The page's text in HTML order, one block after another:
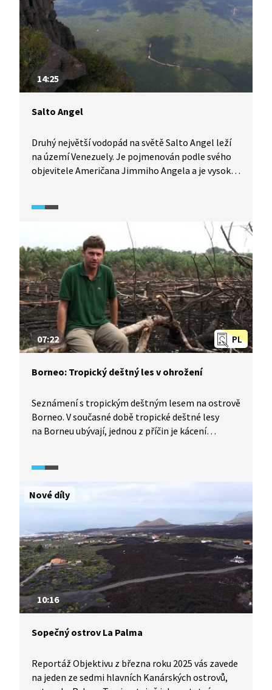
14:25
Salto Angel
Druhý největší vodopád na světě Salto Angel leží
na území Venezuely. Je pojmenován podle svého
objevitele Američana Jimmiho Angela a je vysoký
Díky výjimečným podmínkám najdete na hoře
mnoho endemických rostlinných i živočišných
druhů, např. 700 druhů orchidejí. Pod kolmými
útesy Stolové hory se nachází deštný prales.
Pojďte se tam vydat s námi.
PL
07:22
Borneo: Tropický deštný les v ohrožení
Seznámení s tropickým deštným lesem na ostrově
Borneo. V současné době tropické deštné lesy
na Borneu ubývají, jednou z příčin je kácení
ekosystémy v této oblasti je pěstování palmy
olejné. Z míst, kde jsou plantáže budovány, mizí
volně žijící druhy živočichů, včetně orangutanů.
Nové díly
10:16
Sopečný ostrov La Palma
Reportáž Objektivu z března roku 2025 vás zavede
na jeden ze sedmi hlavních Kanárských ostrovů,